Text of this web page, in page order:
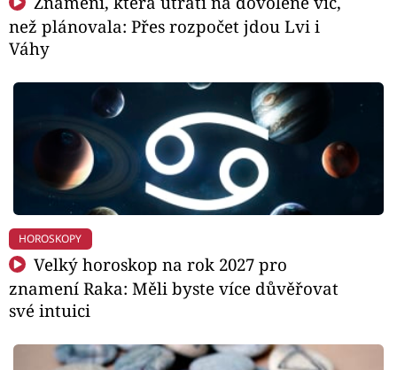
než plánovala: Přes rozpočet jdou Lvi i
Váhy
HOROSKOPY
Velký horoskop na rok 2027 pro
znamení Raka: Měli byste více důvěřovat
své intuici